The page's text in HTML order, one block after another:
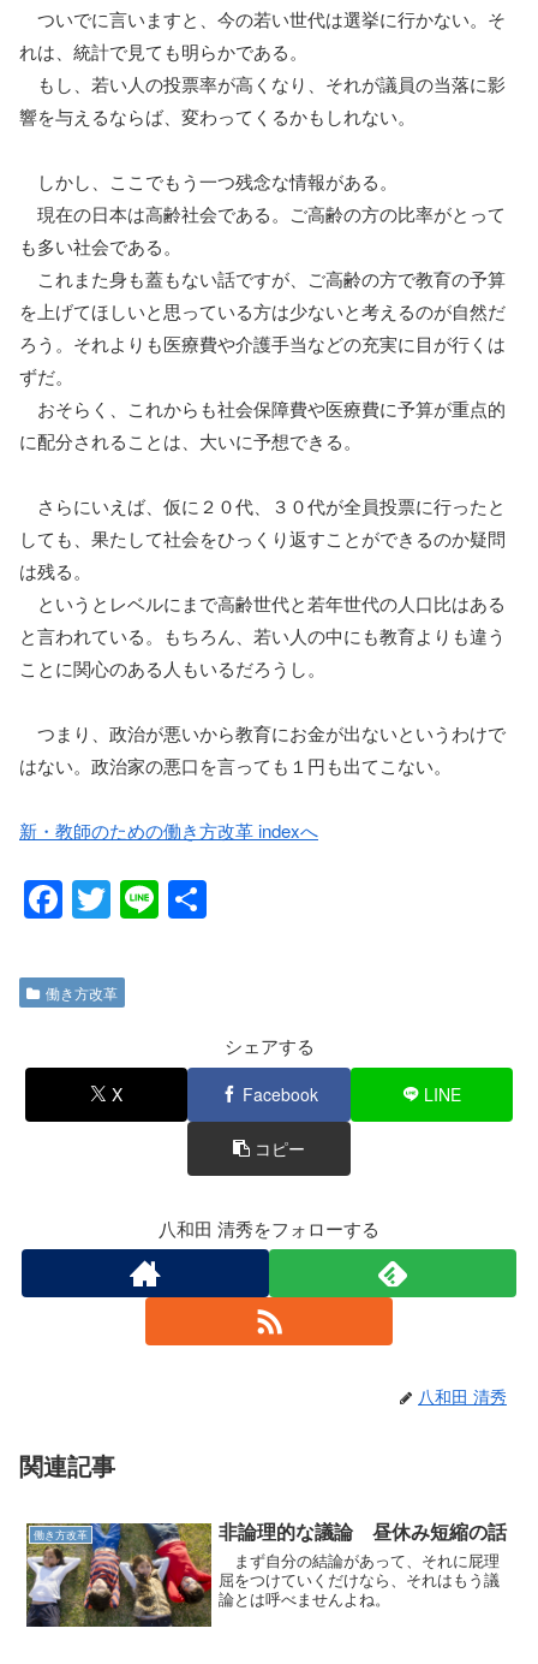
ついでに言いますと、今の若い世代は選挙に行かない。そ
れは、統計で見ても明らかである。
もし、若い人の投票率が高くなり、それが議員の当落に影
響を与えるならば、変わってくるかもしれない。
しかし、ここでもう一つ残念な情報がある。
現在の日本は高齢社会である。ご高齢の方の比率がとって
も多い社会である。
これまた身も蓋もない話ですが、ご高齢の方で教育の予算
を上げてほしいと思っている方は少ないと考えるのが自然だ
ろう。それよりも医療費や介護手当などの充実に目が行くは
ずだ。
おそらく、これからも社会保障費や医療費に予算が重点的
に配分されることは、大いに予想できる。
さらにいえば、仮に２０代、３０代が全員投票に行ったと
しても、果たして社会をひっくり返すことができるのか疑問
は残る。
というとレベルにまで高齢世代と若年世代の人口比はある
と言われている。もちろん、若い人の中にも教育よりも違う
ことに関心のある人もいるだろうし。
つまり、政治が悪いから教育にお金が出ないというわけで
はない。政治家の悪口を言っても１円も出てこない。
新・教師のための働き方改革 indexへ
F
c
e
b
o
T
tt
er
Li
働き方改革
シェアする
X Facebook LINE
コピー
八和田 清秀をフォローする
八和田 清秀
関連記事
働き方改革 非論理的な議論 昼休み短縮の話
まず自分の結論があって、それに屁理
屈をつけていくだけなら、それはもう議
論とは呼べませんよね。